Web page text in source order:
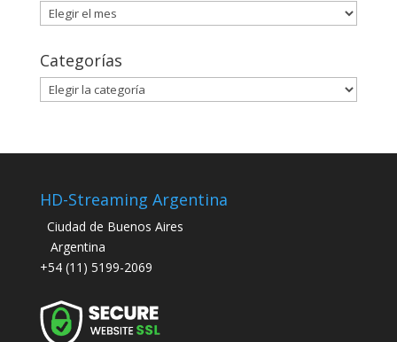
Archivos
Categorías
Categorías
HD-Streaming Argentina
Ciudad de Buenos Aires
Argentina
+54 (11) 5199-2069